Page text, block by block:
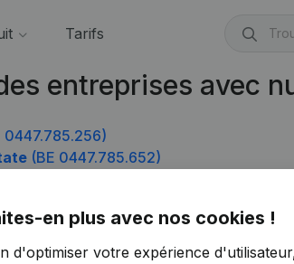
Tarifs
entreprises avec
0447.785.256)
(BE 0447.785.652)
en plus avec nos cookies !
d'optimiser votre expérience